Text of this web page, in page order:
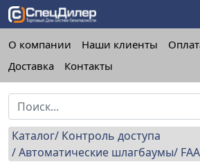
О компании Наши клиенты
Доставка
Контакты
Каталог Контроль доступа
Автоматические шлагбаумы